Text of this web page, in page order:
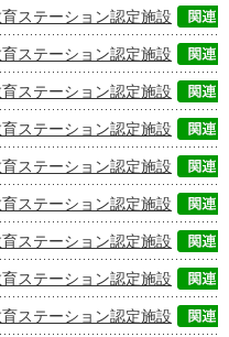
ステーション認定施設
ステーション認定施設
ステーション認定施設
ステーション認定施設
ステーション認定施設
ステーション認定施設
ステーション認定施設
ステーション認定施設
ステーション認定施設